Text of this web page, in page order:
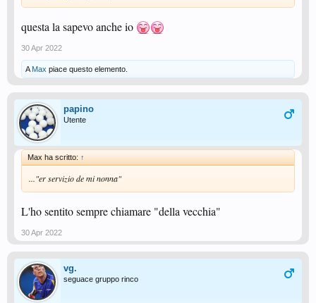
questa la sapevo anche io
30 Apr 2022
A Max piace questo elemento.
papino
Utente
Max ha scritto: ↑
..."er servizio de mi nonna"
L'ho sentito sempre chiamare "della vecchia"
30 Apr 2022
vg.
seguace gruppo rinco